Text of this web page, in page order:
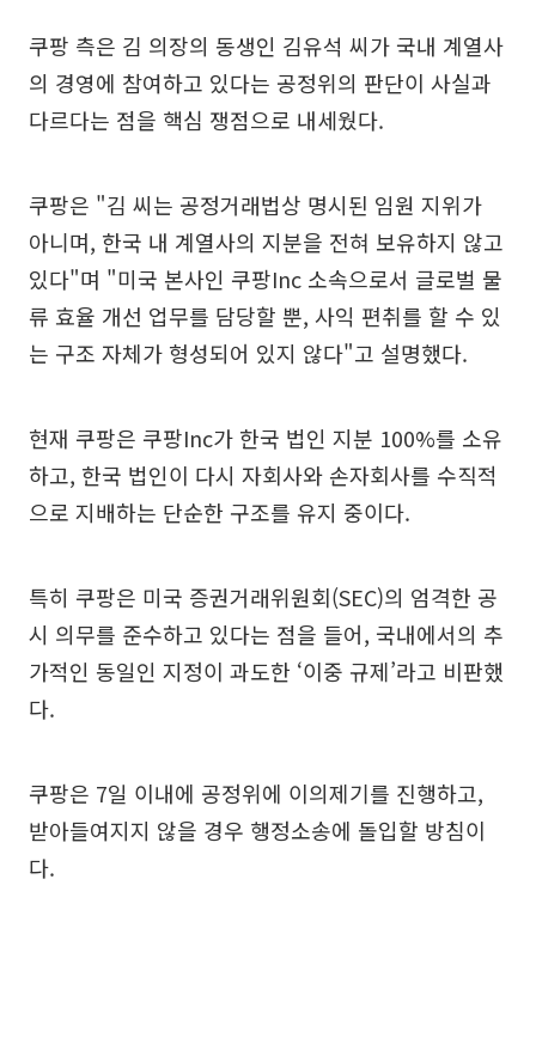
쿠팡 측은 김 의장의 동생인 김유석 씨가 국내 계열사
의 경영에 참여하고 있다는 공정위의 판단이 사실과
다르다는 점을 핵심 쟁점으로 내세웠다.
쿠팡은 "김 씨는 공정거래법상 명시된 임원 지위가
아니며, 한국 내 계열사의 지분을 전혀 보유하지 않고
있다"며 "미국 본사인 쿠팡Inc 소속으로서 글로벌 물
류 효율 개선 업무를 담당할 뿐, 사익 편취를 할 수 있
는 구조 자체가 형성되어 있지 않다"고 설명했다.
현재 쿠팡은 쿠팡Inc가 한국 법인 지분 100%를 소유
하고, 한국 법인이 다시 자회사와 손자회사를 수직적
으로 지배하는 단순한 구조를 유지 중이다.
특히 쿠팡은 미국 증권거래위원회(SEC)의 엄격한 공
시 의무를 준수하고 있다는 점을 들어, 국내에서의 추
가적인 동일인 지정이 과도한 ‘이중 규제’라고 비판했
다.
쿠팡은 7일 이내에 공정위에 이의제기를 진행하고,
받아들여지지 않을 경우 행정소송에 돌입할 방침이
다.